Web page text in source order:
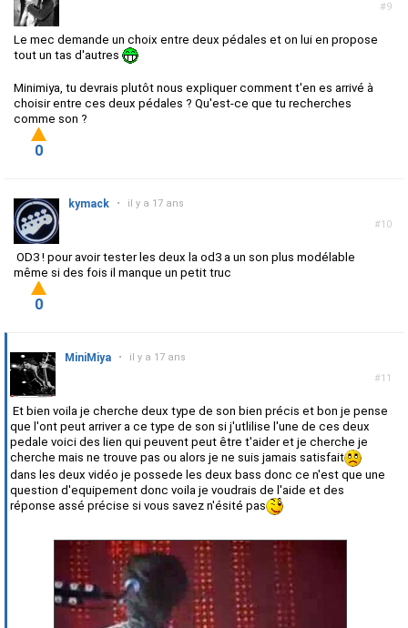
#9
Le mec demande un choix entre deux pédales et on lui en propose
tout un tas d'autres
Minimiya, tu devrais plutôt nous expliquer comment t'en es arrivé à
choisir entre ces deux pédales ? Qu'est-ce que tu recherches
comme son ?
0
#10
kymack • il y a 17 ans
OD3 ! pour avoir tester les deux la od3 a un son plus modélable
même si des fois il manque un petit truc
0
#11
MiniMiya • il y a 17 ans
Et bien voila je cherche deux type de son bien précis et bon je pense
que l'ont peut arriver a ce type de son si j'utlilise l'une de ces deux
pedale voici des lien qui peuvent peut être t'aider et je cherche je
cherche mais ne trouve pas ou alors je ne suis jamais satisfait
dans les deux vidéo je possede les deux bass donc ce n'est que une
question d'equipement donc voila je voudrais de l'aide et des
réponse assé précise si vous savez n'ésité pas